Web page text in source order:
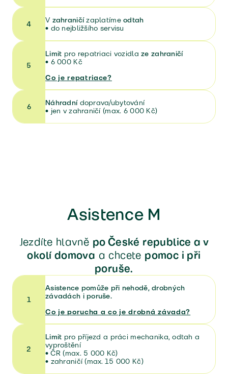
4 V zahraničízaplatímeodtah
• do nejbližšího servisu
5
Limit pro repatriaci vozidlaze zahraničí
• 6 000 Kč
Co je repatriace?
6 Náhradní doprava/ubytování
• jen v zahraničí (max. 6 000 Kč)
Asistence M
Jezdíte hlavně po České republice a v
okolí domova a chcete pomoc i při
poruše.
1
Asistence pomůže při nehodě, drobných
závadách i poruše.
Co je porucha a co je drobná závada?
2
Limit pro příjezd a práci mechanika, odtah a
vyproštění
• ČR (max. 5 000 Kč)
• zahraničí (max. 15 000 Kč)